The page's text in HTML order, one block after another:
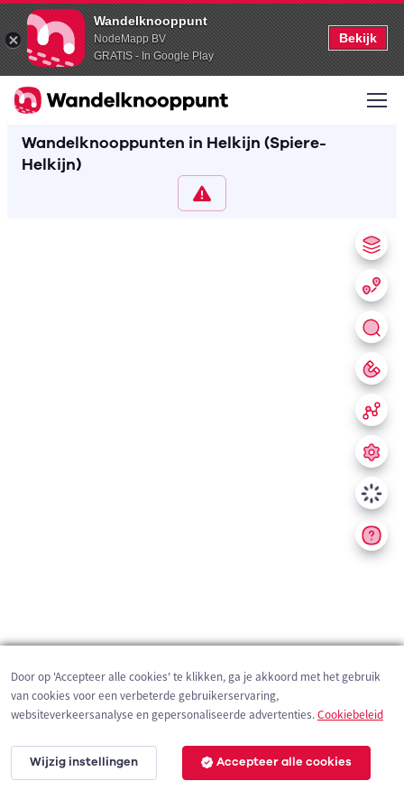
Wandelknooppunt
NodeMapp BV
GRATIS - In Google Play
Bekijk
Wandelknooppunten in Helkijn (Spiere-
Helkijn)
200 m
Door op 'Accepteer alle cookies' te klikken, ga je akkoord met het gebruik
van cookies voor een verbeterde gebruikerservaring,
websiteverkeersanalyse en gepersonaliseerde advertenties.Cookiebeleid
Wijzig instellingen Accepteer alle cookies